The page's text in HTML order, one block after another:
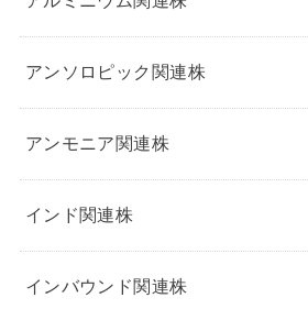
アンソロピック関連株
アンモニア関連株
インド関連株
インバウンド関連株